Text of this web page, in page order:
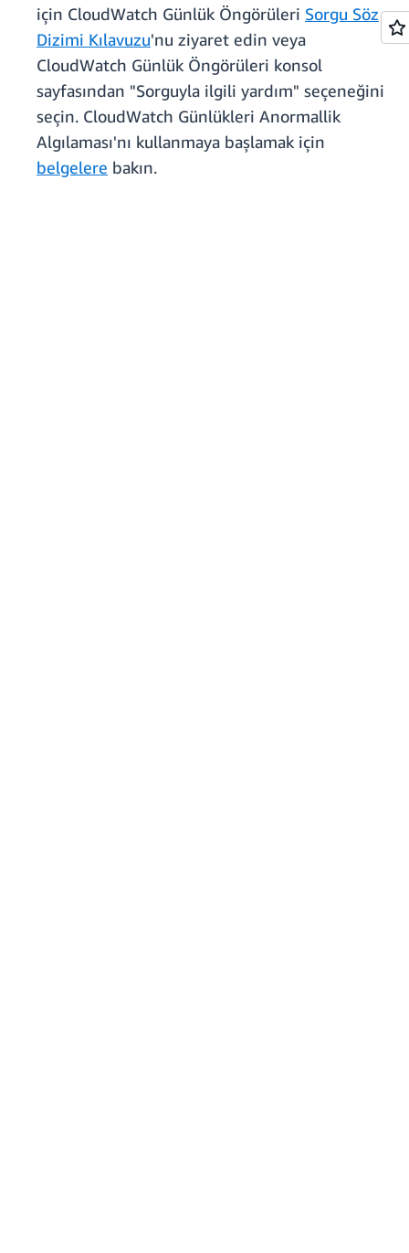
için CloudWatch Günlük Öngörüleri Sorgu Söz
Dizimi Kılavuzu'nu ziyaret edin veya
CloudWatch Günlük Öngörüleri konsol
sayfasından "Sorguyla ilgili yardım" seçeneğini
seçin. CloudWatch Günlükleri Anormallik
Algılaması'nı kullanmaya başlamak için
belgelere bakın.